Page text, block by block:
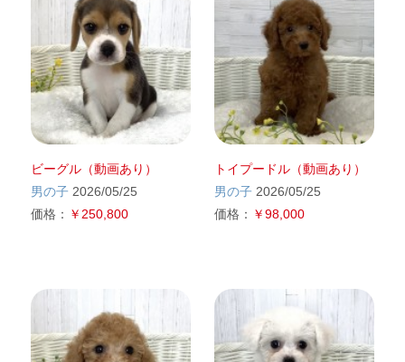
ビーグル（動画あり）
男の子2026/05/25
価格： ￥250,800
トイプードル（動画あり）
男の子2026/05/25
価格： ￥98,000